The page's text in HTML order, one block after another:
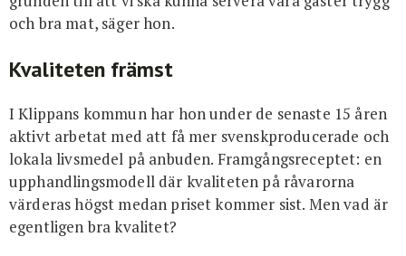
och bra mat, säger hon.
Kvaliteten främst
I Klippans kommun har hon under de senaste 15 åren
aktivt arbetat med att få mer svenskproducerade och
lokala livsmedel på anbuden. Framgångsreceptet: en
upphandlingsmodell där kvaliteten på råvarorna
värderas högst medan priset kommer sist. Men vad är
egentligen bra kvalitet?